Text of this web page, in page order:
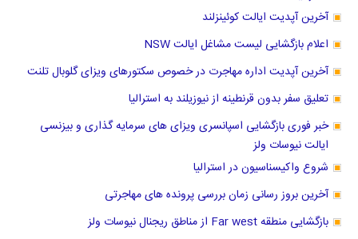
آخرین آپدیت ایالت کوئینزلند
اعلام بازگشایی لیست مشاغل ایالت NSW
آخرین آپدیت اداره مهاجرت در خصوص سکتورهای ویزای گلوبال تلنت
تعلیق سفر بدون قرنطینه از نیوزیلند به استرالیا
خبر فوری بازگشایی اسپانسری ویزای های سرمایه گذاری و بیزنسی
ایالت نیوسات ولز
شروع واکیسناسیون در استرالیا
آخرین بروز رسانی زمان بررسی پرونده های مهاجرتی
بازگشایی منطقه Far west از مناطق ریجنال نیوسات ولز